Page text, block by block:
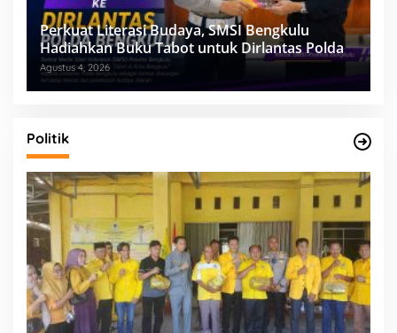
Perkuat Literasi Budaya, SMSI Bengkulu
Hadiahkan Buku Tabot untuk Dirlantas Polda
Agustus 4, 2026
Politik